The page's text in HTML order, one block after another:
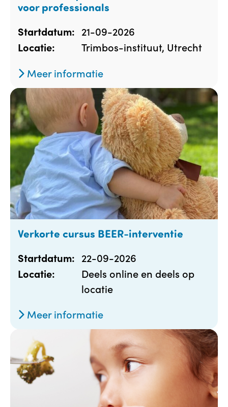
voor professionals
Startdatum: 21-09-2026
Locatie:
Trimbos-instituut, Utrecht
Meer informatie
Verkorte cursus BEER-interventie
Startdatum: 22-09-2026
Locatie:
Deels online en deels op
locatie
Meer informatie